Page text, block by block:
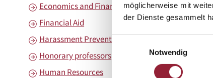
möglicherweise mit
der Dienste gesammelt
Einwilligungsauswahl
Notwendig
Economics and Finance
Financial Aid
Harassment Prevention Officer
Honorary professors
Human Resources